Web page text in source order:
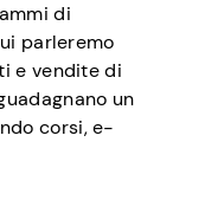
di
parleremo
e vendite di
un
corsi, e-